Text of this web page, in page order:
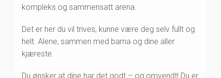
kompleks og sammensatt arena.
Det er her du vil trives, kunne være deg selv fullt og
helt. Alene, sammen med barna og dine aller
kjæreste.
Du ønsker at dine har det godt – og omvendt! Du er